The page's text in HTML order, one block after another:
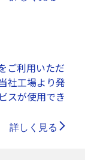
ご利用いただ
社工場より発
スが使用でき
詳しく見る